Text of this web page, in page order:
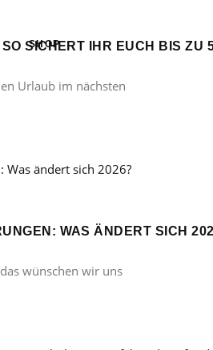
SHOP
SICHERT IHR EUCH BIS ZU
Urlaub im nächsten
WAS ÄNDERT SICH
wünschen wir uns